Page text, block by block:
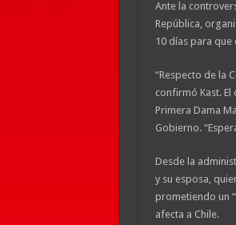
Ante la
República,
10 días para
“Respecto de la
confirmó Kast.
Primera Dama
Gobierno.
Desde la
y su esposa,
prometiendo un
afecta a Chile.